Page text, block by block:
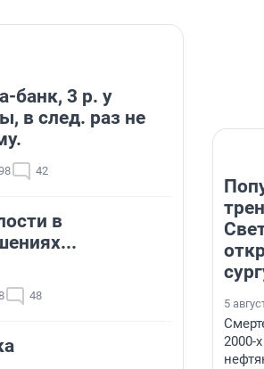
банк, 3 р. у
в след. раз не
42
в
48
5
2000-